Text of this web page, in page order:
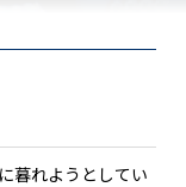
暮れようとしてい